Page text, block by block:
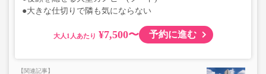
●大きな仕切りで隣も気にならない
大人 ¥7,500〜 予約に進む